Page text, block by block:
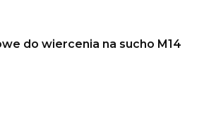
do wiercenia na sucho M14